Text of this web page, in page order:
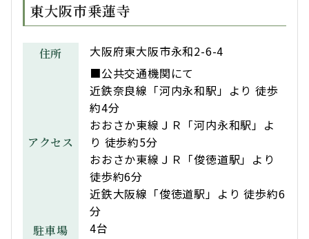
東大阪市乗蓮寺
住所 大阪府東大阪市永和2-6-4
アクセス
■公共交通機関にて
近鉄奈良線「河内永和駅」より 徒歩
約4分
おおさか東線ＪＲ「河内永和駅」よ
り 徒歩約5分
おおさか東線ＪＲ「俊徳道駅」より
徒歩約6分
近鉄大阪線「俊徳道駅」より 徒歩約6
分
駐車場 4台